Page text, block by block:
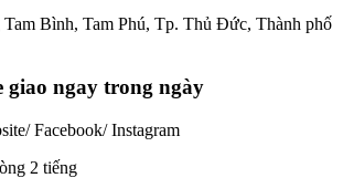
Bình, Tam Phú, Tp. Thủ Đức, Thành phố
giao ngay trong ngày
Facebook/ Instagram
2 tiếng